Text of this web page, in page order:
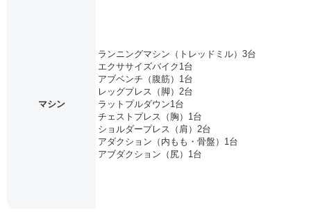
マシン
ランニングマシン（トレッドミル）3台
エクササイズバイク1台
アブベンチ（腹筋）1台
レッグプレス（脚）2台
ラットプルダウン1台
チェストプレス（胸）1台
ショルダープレス（肩）2台
アダクション（内もも・骨盤）1台
アブダクション（尻）1台